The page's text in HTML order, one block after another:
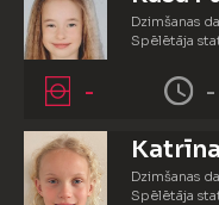
Dzimšanas
Spēlētāja
- -
Dzimšanas
Spēlētāja